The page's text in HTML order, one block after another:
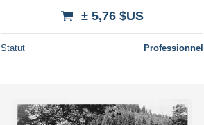
± 5,76 $US
Statut Professionnel